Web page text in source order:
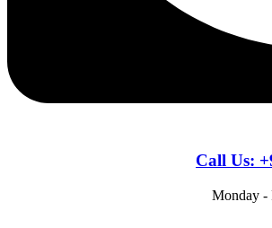
Call Us:
Monday -